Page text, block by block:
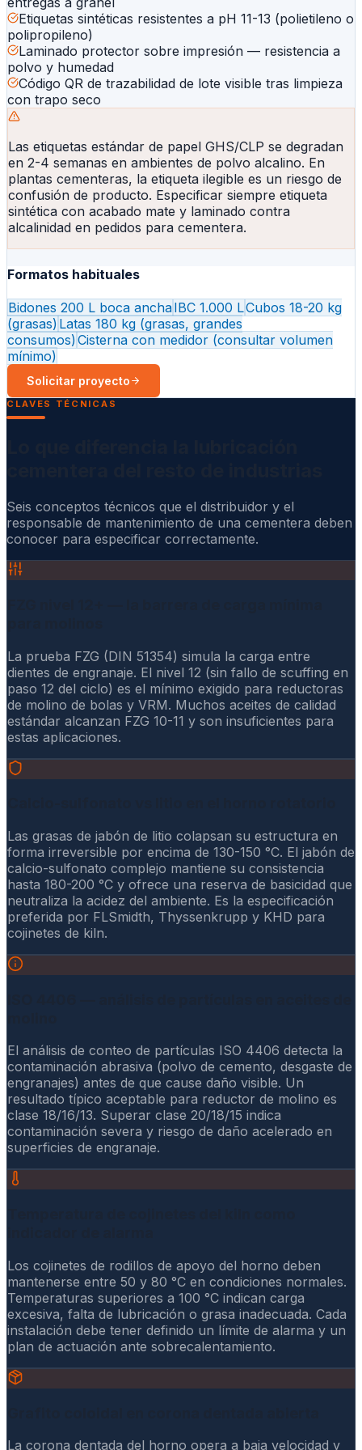
Etiquetas sintéticas resistentes a pH 11-13 (polietileno o
polipropileno)
Laminado protector sobre impresión — resistencia a
polvo y humedad
Código QR de trazabilidad de lote visible tras limpieza
con trapo seco
Las etiquetas estándar de papel GHS/CLP se degradan
en 2-4 semanas en ambientes de polvo alcalino. En
plantas cementeras, la etiqueta ilegible es un riesgo de
confusión de producto. Especificar siempre etiqueta
sintética con acabado mate y laminado contra
alcalinidad en pedidos para cementera.
Formatos habituales
Bidones 200 L boca anchaIBC 1.000 LCubos 18-20 kg
(grasas) Latas 180 kg (grasas, grandes
consumos)Cisterna con medidor (consultar volumen
mínimo)
Solicitar proyecto
CLAVES TÉCNICAS
Seis conceptos técnicos que el distribuidor y el
responsable de mantenimiento de una cementera deben
conocer para especificar correctamente.
La prueba FZG (DIN 51354) simula la carga entre
dientes de engranaje. El nivel 12 (sin fallo de scuffing en
paso 12 del ciclo) es el mínimo exigido para reductoras
de molino de bolas y VRM. Muchos aceites de calidad
estándar alcanzan FZG 10-11 y son insuficientes para
estas aplicaciones.
Las grasas de jabón de litio colapsan su estructura en
forma irreversible por encima de 130-150 °C. El jabón de
calcio-sulfonato complejo mantiene su consistencia
hasta 180-200 °C y ofrece una reserva de basicidad que
neutraliza la acidez del ambiente. Es la especificación
preferida por FLSmidth, Thyssenkrupp y KHD para
cojinetes de kiln.
El análisis de conteo de partículas ISO 4406 detecta la
contaminación abrasiva (polvo de cemento, desgaste de
engranajes) antes de que cause daño visible. Un
resultado típico aceptable para reductor de molino es
clase 18/16/13. Superar clase 20/18/15 indica
contaminación severa y riesgo de daño acelerado en
superficies de engranaje.
Los cojinetes de rodillos de apoyo del horno deben
mantenerse entre 50 y 80 °C en condiciones normales.
Temperaturas superiores a 100 °C indican carga
excesiva, falta de lubricación o grasa inadecuada. Cada
instalación debe tener definido un límite de alarma y un
plan de actuación ante sobrecalentamiento.
La corona dentada del horno opera a baja velocidad y